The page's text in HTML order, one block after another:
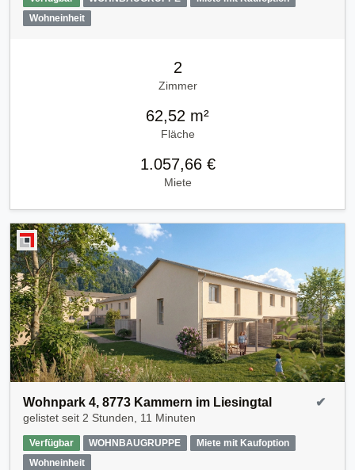
Wohneinheit
2
Zimmer
62,52 m²
Fläche
1.057,66 €
Miete
Wohnpark 4, 8773 Kammern im Liesingtal
gelistet seit 2 Stunden, 11 Minuten
Verfügbar WOHNBAUGRUPPE
Miete mit Kaufoption
Wohneinheit
✔